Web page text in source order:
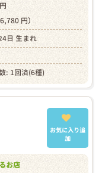
円
円）
日 生まれ
: 1回済(6種)
お気に入り追
加
お店